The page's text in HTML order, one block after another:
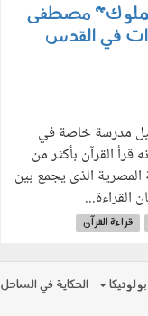
مصطفى
في القدس
مدرسة خاصة في
قرأ القرآن بأكثر من
المصرية الذى يجمع بين
القراءة...
قراءة القرآن
بولوتيكا الحكاية في الساحل